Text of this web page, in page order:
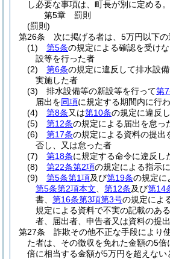
し必要な事項は、町長が別に定める。
第5章
罰則
(罰則)
第26条
次に掲げる者は、5万円以下の
(1)
第5条の規定による確認を受け
設等を行った者
(2)
第6条の規定に違反して排水設
実施した者
(3)
排水設備等の新設等を行って第
届出を同項に規定する期間内に行
(4)
第8条又は第10条の規定に違反
(5)
第12条の規定による届出を怠っ
(6)
第17条の規定による資料の提出
否し、又は怠った者
(7)
第18条に規定する命令に違反し
(8)
第22条第2項の規定による指示
(9)
第5条第1項及び第19条の規定に
第5条第2項本文
第12条及び第14
書、 第16条第3項第3号の規定によ
規定による資料で不実の記載のあ
者、届出者、申告者又は資料の提
第27条
詐欺その他不正な手段により
た者は、その徴収を免れた金額の5倍
倍に相当する金額が5万円を超えない